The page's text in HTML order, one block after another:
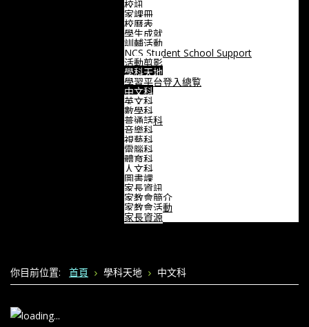
校訊
家課冊
校曆表
學生成就
訓輔活動
NCS Student School Support
活動剪影
學科天地
學習平台登入總覧
中文科
英文科
數學科
普通話科
音樂科
視藝科
電腦科
體育科
人文科
圖書課
家長資訊
家教會簡介
家教會活動
家長資源
你目前位置: 首頁 學科天地 中文科